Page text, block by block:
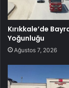
Kırıkkale’de
Yoğunluğu
Ağustos 7, 2026